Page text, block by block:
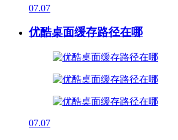
07.07
优酷桌面缓存路径在哪
07.07